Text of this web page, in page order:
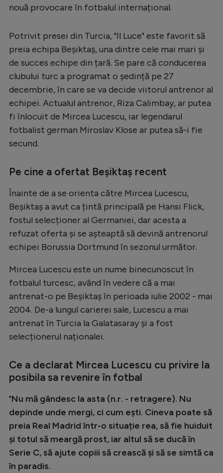
Campionate
EURO 2024
Stranieri
Clasamente
Tenis
Natație
Formula 1
Gimnastică
Rugby
Alte sporturi
JO 2024
JO 2026
Creează cont
nouă provocare în fotbalul internațional.
Potrivit presei din Turcia, "Il Luce" este favorit să
preia echipa Beșiktaș, una dintre cele mai mari și
de succes echipe din țară. Se pare că conducerea
clubului turc a programat o ședință pe 27
decembrie, în care se va decide viitorul antrenor al
echipei. Actualul antrenor, Riza Calimbay, ar putea
fi înlocuit de Mircea Lucescu, iar legendarul
fotbalist german Miroslav Klose ar putea să-i fie
secund.
Pe cine a ofertat Beșiktaș recent
Înainte de a se orienta către Mircea Lucescu,
Beșiktaș a avut ca țintă principală pe Hansi Flick,
fostul selecționer al Germaniei, dar acesta a
refuzat oferta și se așteaptă să devină antrenorul
echipei Borussia Dortmund în sezonul următor.
Mircea Lucescu este un nume binecunoscut în
fotbalul turcesc, având în vedere că a mai
antrenat-o pe Beșiktaș în perioada iulie 2002 - mai
2004. De-a lungul carierei sale, Lucescu a mai
antrenat în Turcia la Galatasaray și a fost
selecționerul naționalei.
Ce a declarat Mircea Lucescu cu privire la
posibila sa revenire în fotbal
"Nu mă gândesc la asta (n.r. - retragere). Nu
depinde unde mergi, ci cum ești. Cineva poate să
preia Real Madrid într-o situație rea, să fie huiduit
și totul să meargă prost, iar altul să se ducă în
Serie C, să ajute copiii să crească și să se simtă ca
în paradis.